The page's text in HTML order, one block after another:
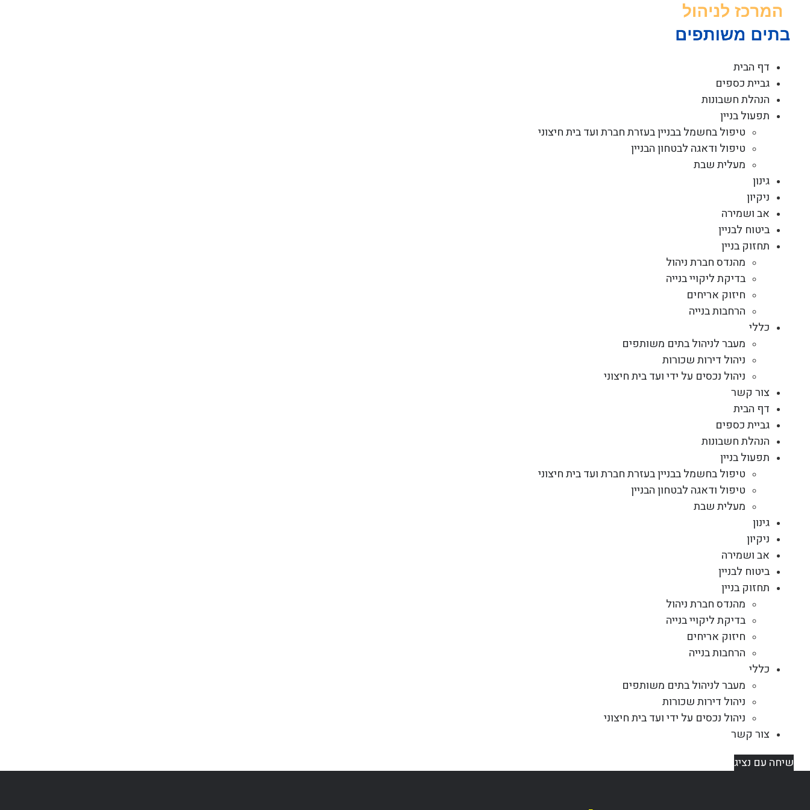
דף הבית
גביית כספים
הנהלת חשבונות
תפעול בניין
טיפול בחשמל בבניין בעזרת חברת ועד בית חיצוני
טיפול ודאגה לבטחון הבניין
מעלית שבת
גינון
ניקיון
אב ושמירה
ביטוח לבניין
תחזוק בניין
מהנדס חברת ניהול
בדיקת ליקויי בנייה
חיזוק אריחים
הרחבות בנייה
כללי
מעבר לניהול בתים משותפים
ניהול דירות שכורות
ניהול נכסים על ידי ועד בית חיצוני
צור קשר
דף הבית
גביית כספים
הנהלת חשבונות
תפעול בניין
טיפול בחשמל בבניין בעזרת חברת ועד בית חיצוני
טיפול ודאגה לבטחון הבניין
מעלית שבת
גינון
ניקיון
אב ושמירה
ביטוח לבניין
תחזוק בניין
מהנדס חברת ניהול
בדיקת ליקויי בנייה
חיזוק אריחים
הרחבות בנייה
כללי
מעבר לניהול בתים משותפים
ניהול דירות שכורות
ניהול נכסים על ידי ועד בית חיצוני
צור קשר
שיחה עם נציג